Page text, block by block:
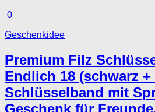
0
Geschenkidee
Premium Filz
Endlich 18 (schwarz +
Schlüsselband mit
Geschenk für